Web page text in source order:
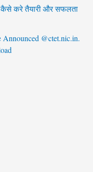
करे तैयारी और सफलता
@ctet.nic.in.